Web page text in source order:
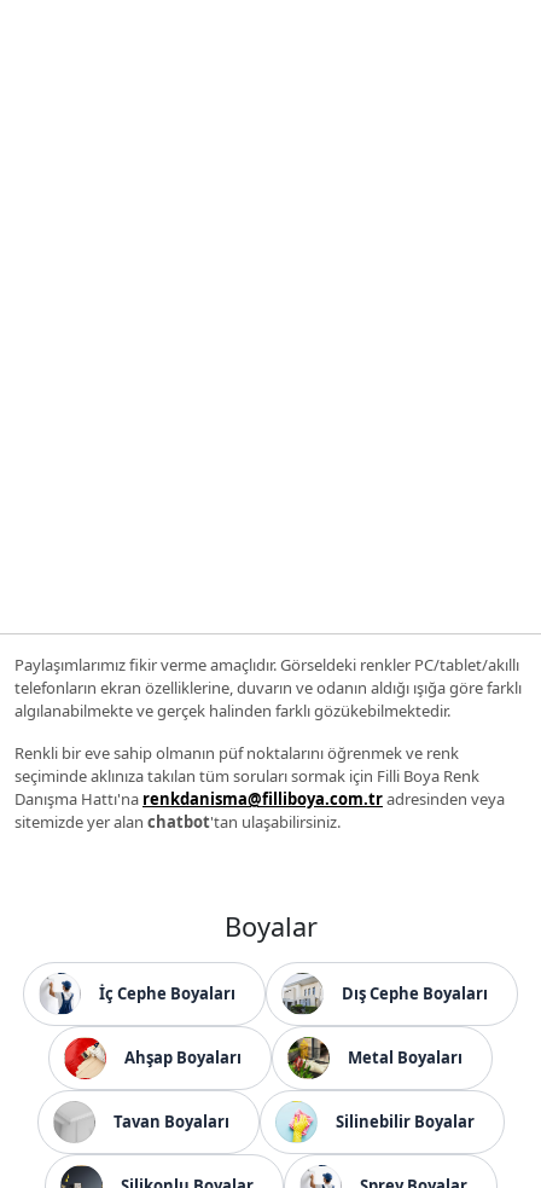
Paylaşımlarımız fikir verme amaçlıdır. Görseldeki renkler PC/tablet/akıllı
telefonların ekran özelliklerine, duvarın ve odanın aldığı ışığa göre farklı
algılanabilmekte ve gerçek halinden farklı gözükebilmektedir.
Renkli bir eve sahip olmanın püf noktalarını öğrenmek ve renk
seçiminde aklınıza takılan tüm soruları sormak için Filli Boya Renk
Danışma Hattı'na renkdanisma@filliboya.com.tradresinden veya
sitemizde yer alan chatbot'tan ulaşabilirsiniz.
Boyalar
İç Cephe Boyaları Dış Cephe Boyaları
Ahşap Boyaları Metal Boyaları
Tavan Boyaları Silinebilir Boyalar